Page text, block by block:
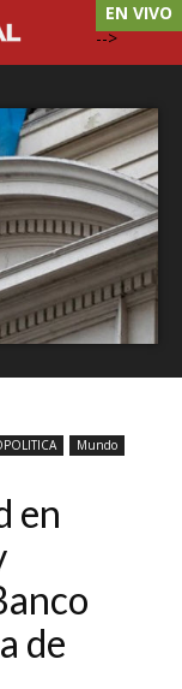
EN VIVO
-->
Mundo
en
de